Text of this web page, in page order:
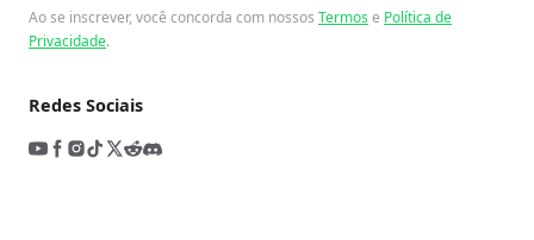
Ao se inscrever, você concorda com nossos Termose Política de
Privacidade.
Redes Sociais